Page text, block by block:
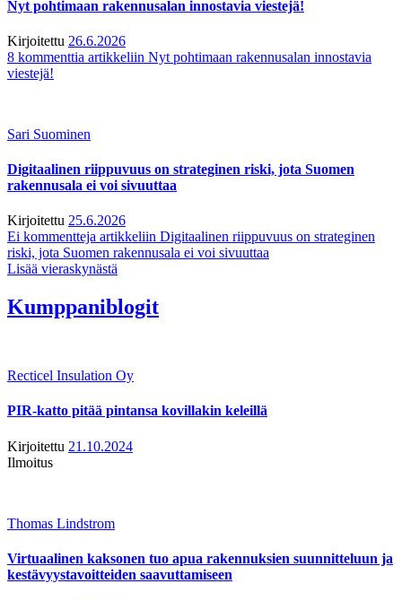
Nyt pohtimaan rakennusalan innostavia viestejä!
Kirjoitettu 26.6.2026
8 kommenttia artikkeliin Nyt pohtimaan rakennusalan innostavia
viestejä!
Sari Suominen
Digitaalinen riippuvuus on strateginen riski, jota Suomen
rakennusala ei voi sivuuttaa
Kirjoitettu 25.6.2026
Ei kommentteja artikkeliin Digitaalinen riippuvuus on strateginen
riski, jota Suomen rakennusala ei voi sivuuttaa
Lisää vieraskynästä
Kumppaniblogit
Recticel Insulation Oy
PIR-katto pitää pintansa kovillakin keleillä
Kirjoitettu 21.10.2024
Ilmoitus
Thomas Lindstrom
Virtuaalinen kaksonen tuo apua rakennuksien suunnitteluun ja
kestävyystavoitteiden saavuttamiseen